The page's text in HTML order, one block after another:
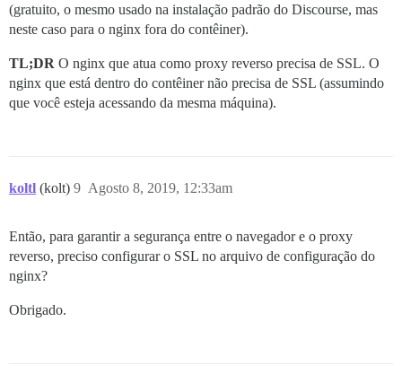
(gratuito, o mesmo usado na instalação padrão do Discourse, mas
neste caso para o nginx fora do contêiner).
TL;DR O nginx que atua como proxy reverso precisa de SSL. O
nginx que está dentro do contêiner não precisa de SSL (assumindo
que você esteja acessando da mesma máquina).
koltl (kolt) Agosto 8, 2019, 12:33am
9
Então, para garantir a segurança entre o navegador e o proxy
reverso, preciso configurar o SSL no arquivo de configuração do
nginx?
Obrigado.